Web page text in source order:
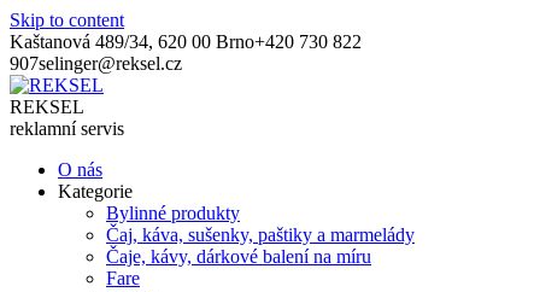
Skip to content
Kaštanová 489/34, 620 00 Brno+420 730 822
907selinger@reksel.cz
REKSEL
reklamní servis
O nás
Kategorie
Bylinné produkty
Čaj, káva, sušenky, paštiky a marmelády
Čaje, kávy, dárkové balení na míru
Fare